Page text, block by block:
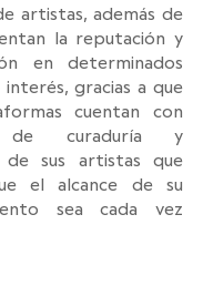
artistas, además de
la reputación y
en determinados
gracias a que
cuentan con
de curaduría y
de sus artistas que
el alcance de su
sea cada vez